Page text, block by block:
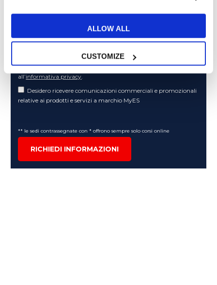
ALLOW ALL
CUSTOMIZE
Articoli dedicati a inglese nel mondo del lavoro
Articoli con tips e new sulla lingua inglese
Articoli divertenti su film e musica
In quanto di età superiore ai 16 anni, dichiaro di acconsentire
al trattamento dei miei dati personali in conformità
all’informativa privacy.
Desidero ricevere comunicazioni commerciali e promozionali
relative ai prodotti e servizi a marchio MyES
** le sedi contrassegnate con * offrono sempre solo corsi online
RICHIEDI INFORMAZIONI